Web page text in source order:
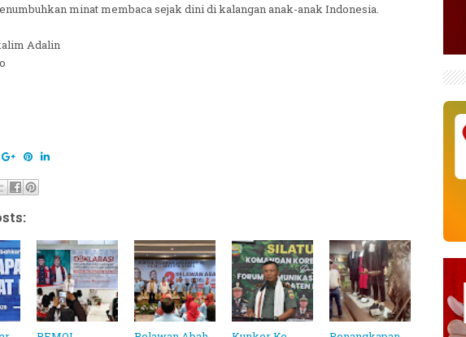
minat membaca sejak dini di kalangan anak-anak Indonesia.
Adalin